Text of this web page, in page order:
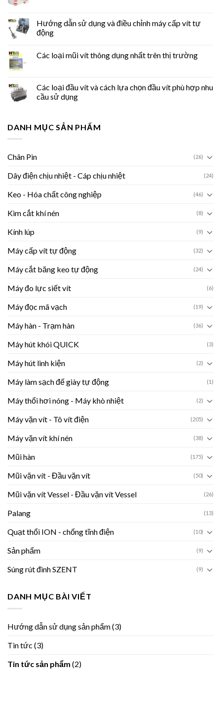
Hướng dẫn sử dụng và điều chỉnh máy cấp vít tự
động
Các loại mũi vít thông dụng nhất trên thị trường
Các loại đầu vít và cách lựa chọn đầu vít phù hợp nhu
cầu sử dụng
DANH MỤC SẢN PHẨM
Chân Pin (26)
Dây điện chịu nhiệt - Cáp chịu nhiệt (24)
Keo - Hóa chất công nghiệp (46)
Kìm cắt khí nén (8)
Kính lúp (9)
Máy cấp vít tự động (32)
Máy cắt băng keo tự động (24)
Máy đo lực siết vít (6)
Máy đọc mã vạch (19)
Máy hàn - Trạm hàn (36)
Máy hút khói QUICK (3)
Máy hút linh kiện (2)
Máy làm sạch đế giày tự động (1)
Máy thổi hơi nóng - Máy khò nhiệt (2)
Máy vặn vít - Tô vít điện (205)
Máy vặn vít khí nén (38)
Mũi hàn (175)
Mũi vặn vít - Đầu vặn vít (50)
Mũi vặn vít Vessel - Đầu vặn vít Vessel (26)
Palang (13)
Quạt thổi ION - chống tĩnh điện (10)
Sản phẩm (9)
Súng rút đinh SZENT (9)
DANH MỤC BÀI VIẾT
Hướng dẫn sử dụng sản phẩm(3)
Tin tức (3)
Tin tức sản phẩm (2)